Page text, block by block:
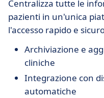
Centralizza tutte le
pazienti in un'unica
l'accesso rapido e
Archiviazione e
cliniche
Integrazione con
automatiche